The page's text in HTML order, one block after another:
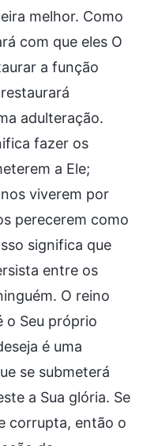
melhor. Como
com que eles O
a função
adulteração.
fazer os
a Ele;
viverem por
perecerem como
significa que
entre os
O reino
o Seu próprio
é uma
se submeterá
a Sua glória. Se
corrupta, então o